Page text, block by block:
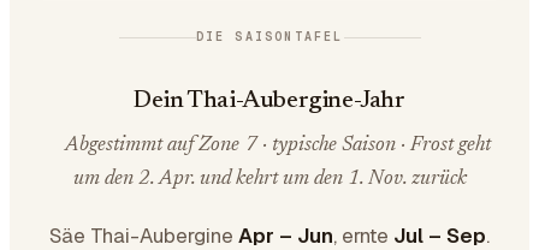
DIE SAISONTAFEL
Dein Thai-Aubergine-Jahr
Abgestimmt auf Zone 7 · typische Saison · Frost geht
um den 2. Apr. und kehrt um den 1. Nov. zurück
Säe Thai-Aubergine Apr – Jun, ernte Jul – Sep.